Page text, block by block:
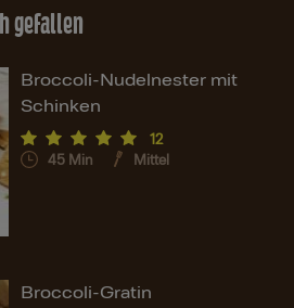
gefallen
Broccoli-Nudelnester mit
Schinken
12
45 Min Mittel
Broccoli-Gratin